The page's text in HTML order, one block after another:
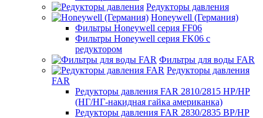
Редукторы давления
Honeywell (Германия)
Фильтры Honeywell серия FF06
Фильтры Honeywell серия FK06 с
редуктором
Фильтры для воды FAR
Редукторы давления
FAR
Редукторы давления FAR 2810/2815 НР/НР
(НГ/НГ-накидная гайка американка)
Редукторы давления FAR 2830/2835 ВР/НР